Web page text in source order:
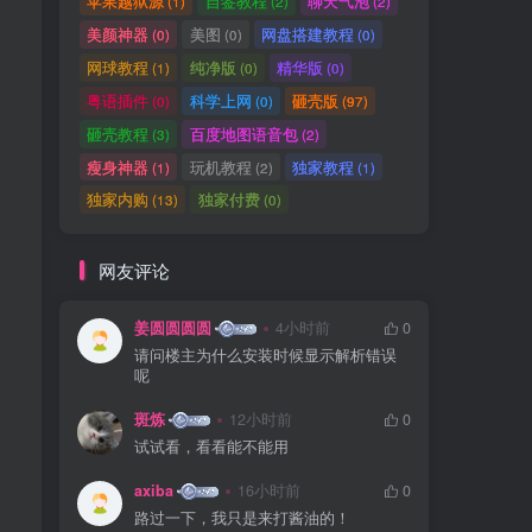
美颜神器(0) 美图 (0) 网盘搭建教程 (0)
网球教程 (1) 纯净版 (0) 精华版 (0)
粤语插件(0) 科学上网 (0) 砸壳版 (97)
砸壳教程 (3) 百度地图语音包(2)
瘦身神器(1) 玩机教程 (2) 独家教程 (1)
独家内购 (13) 独家付费(0)
网友评论
姜圆圆圆圆 4小时前
0
请问楼主为什么安装时候显示解析错误
呢
斑炼 12小时前
0
试试看，看看能不能用
axiba 16小时前
0
路过一下，我只是来打酱油的！